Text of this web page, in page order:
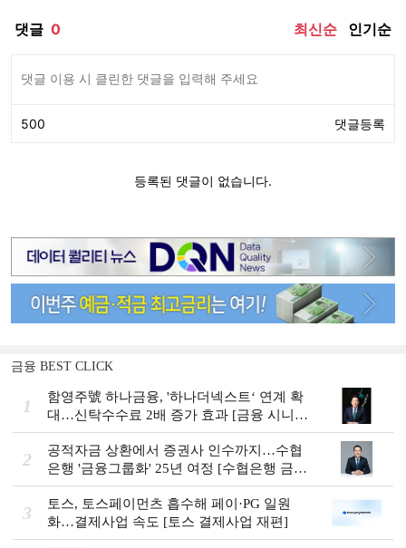
금융 BEST CLICK
1
함영주號 하나금융, '하나더넥스트‘ 연계 확
대…신탁수수료 2배 증가 효과 [금융 시니어
비즈니스 돋보기]
2
공적자금 상환에서 증권사 인수까지…수협
은행 '금융그룹화' 25년 여정 [수협은행 금융
그룹의 꿈①]
3
토스, 토스페이먼츠 흡수해 페이·PG 일원
화…결제사업 속도 [토스 결제사업 재편]